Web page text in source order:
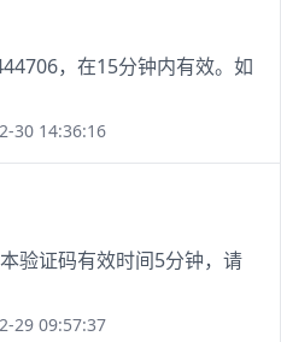
，在15分钟内有效。如
30 14:36:16
验证码有效时间5分钟，请
29 09:57:37